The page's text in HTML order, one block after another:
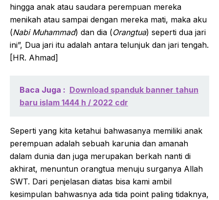
hingga anak atau saudara perempuan mereka
menikah atau sampai dengan mereka mati, maka aku
(Nabi Muhammad) dan dia (Orangtua) seperti dua jari
ini”, Dua jari itu adalah antara telunjuk dan jari tengah.
[HR. Ahmad]
Baca Juga : Download spanduk banner tahun
baru islam 1444 h / 2022 cdr
Seperti yang kita ketahui bahwasanya memiliki anak
perempuan adalah sebuah karunia dan amanah
dalam dunia dan juga merupakan berkah nanti di
akhirat, menuntun orangtua menuju surganya Allah
SWT. Dari penjelasan diatas bisa kami ambil
kesimpulan bahwasnya ada tida point paling tidaknya,